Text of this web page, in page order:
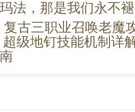
法，那是我们永不
复古三职业召唤老魔
级地钉技能机制详